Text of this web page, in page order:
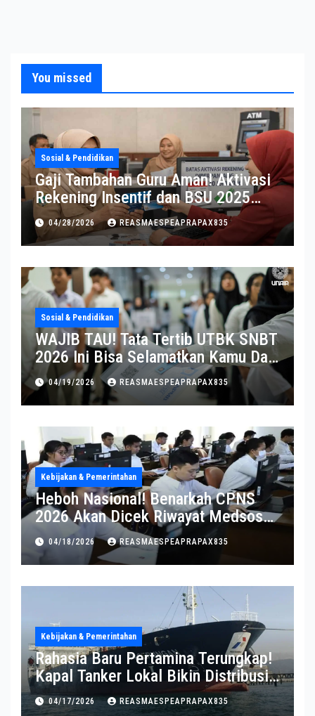
You missed
Sosial & Pendidikan
Gaji Tambahan Guru Aman! Aktivasi
Rekening Insentif dan BSU 2025
Diperpanjang
04/28/2026 REASMAESPEAPRAPAX835
Sosial & Pendidikan
WAJIB TAU! Tata Tertib UTBK SNBT
2026 Ini Bisa Selamatkan Kamu Dari
Diskualifikasi
04/19/2026 REASMAESPEAPRAPAX835
Kebijakan & Pemerintahan
Heboh Nasional! Benarkah CPNS
2026 Akan Dicek Riwayat Medsos?
Pernyataan BKN Bikin Heboh
04/18/2026 REASMAESPEAPRAPAX835
Kebijakan & Pemerintahan
Rahasia Baru Pertamina Terungkap!
Kapal Tanker Lokal Bikin Distribusi
RI Makin Kuat
04/17/2026 REASMAESPEAPRAPAX835